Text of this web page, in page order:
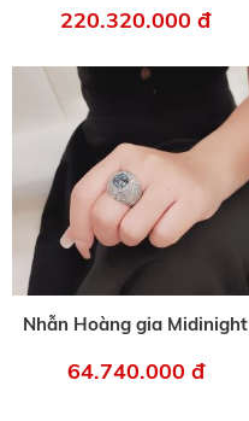
220.320.000 đ
Nhẫn Hoàng gia Midinight
64.740.000 đ